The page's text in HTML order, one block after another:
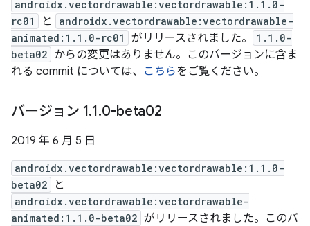
androidx.vectordrawable:vectordrawable:1.1.0-
rc01
と
androidx.vectordrawable:vectordrawable-
animated:1.1.0-rc01
がリリースされました。
1.1.0-
beta02 からの変更はありません。このバージョンに含ま
れる commit については、 こちらをご覧ください。
バージョン 1.1.0-beta02
2019 年 6 月 5 日
androidx.vectordrawable:vectordrawable:1.1.0-
beta02
と
androidx.vectordrawable:vectordrawable-
animated:1.1.0-beta02 がリリースされました。このバ